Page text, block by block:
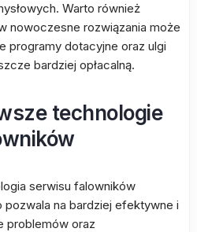
Warto również
nowoczesne rozwiązania może
programy dotacyjne oraz ulgi
bardziej opłacalną.
technologie
serwisu falowników
pozwala na bardziej efektywne i
problemów oraz